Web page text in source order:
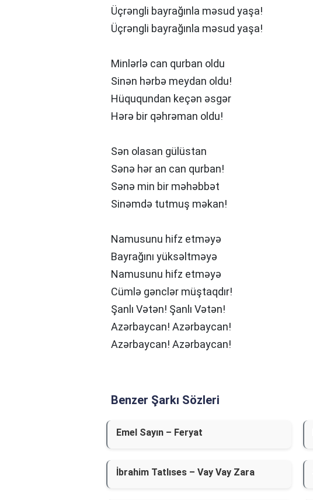
Üçrəngli bayrağınla məsud yaşa!
Üçrəngli bayrağınla məsud yaşa!
Minlərlə can qurban oldu
Sinən hərbə meydan oldu!
Hüququndan keçən əsgər
Hərə bir qəhrəman oldu!
Sən olasan gülüstan
Sənə hər an can qurban!
Sənə min bir məhəbbət
Sinəmdə tutmuş məkan!
Namusunu hifz etməyə
Bayrağını yüksəltməyə
Namusunu hifz etməyə
Cümlə gənclər müştaqdır!
Şanlı Vətən! Şanlı Vətən!
Azərbaycan! Azərbaycan!
Azərbaycan! Azərbaycan!
Benzer Şarkı Sözleri
Emel Sayın – Feryat
İbrahim Tatlıses – Vay Vay Zara